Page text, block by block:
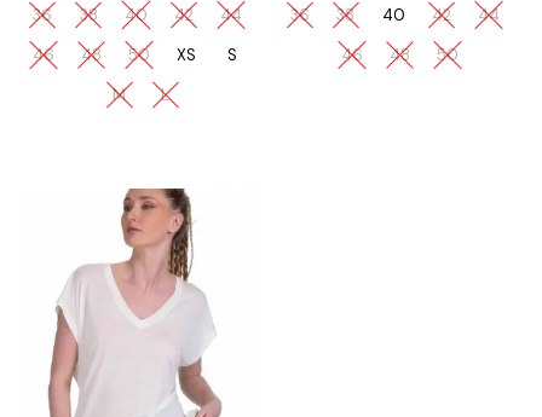
36 38 40 42
44
46
48 50 XS
S
M
L
36 38 40 42
44
46
48 50